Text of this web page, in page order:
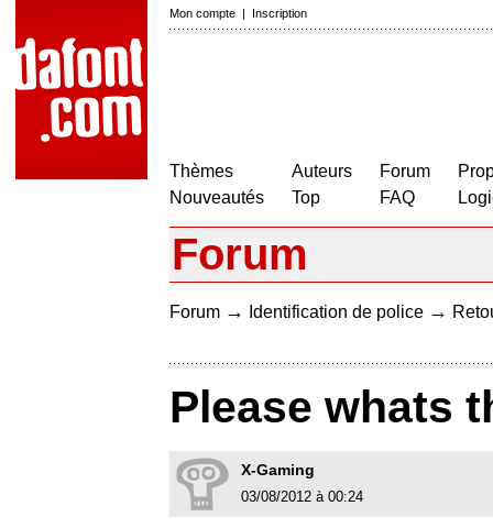
Mon compte | Inscription
Thèmes
Nouveautés
Auteurs
Top
Forum
FAQ
Forum
Forum → Identification de police →
Please whats
X-Gaming
03/08/2012 à 00:24